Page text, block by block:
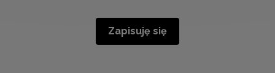
Zapisuję się